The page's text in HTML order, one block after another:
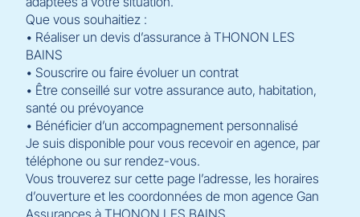
Que vous souhaitiez :
• Réaliser un devis d’assurance à THONON LES
BAINS
• Souscrire ou faire évoluer un contrat
• Être conseillé sur votre assurance auto, habitation,
santé ou prévoyance
• Bénéficier d’un accompagnement personnalisé
Je suis disponible pour vous recevoir en agence, par
téléphone ou sur rendez-vous.
Vous trouverez sur cette page l’adresse, les horaires
d’ouverture et les coordonnées de mon agence Gan
Assurances à THONON LES BAINS.